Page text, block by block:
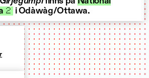
2 i Odàwàg/Ottawa.